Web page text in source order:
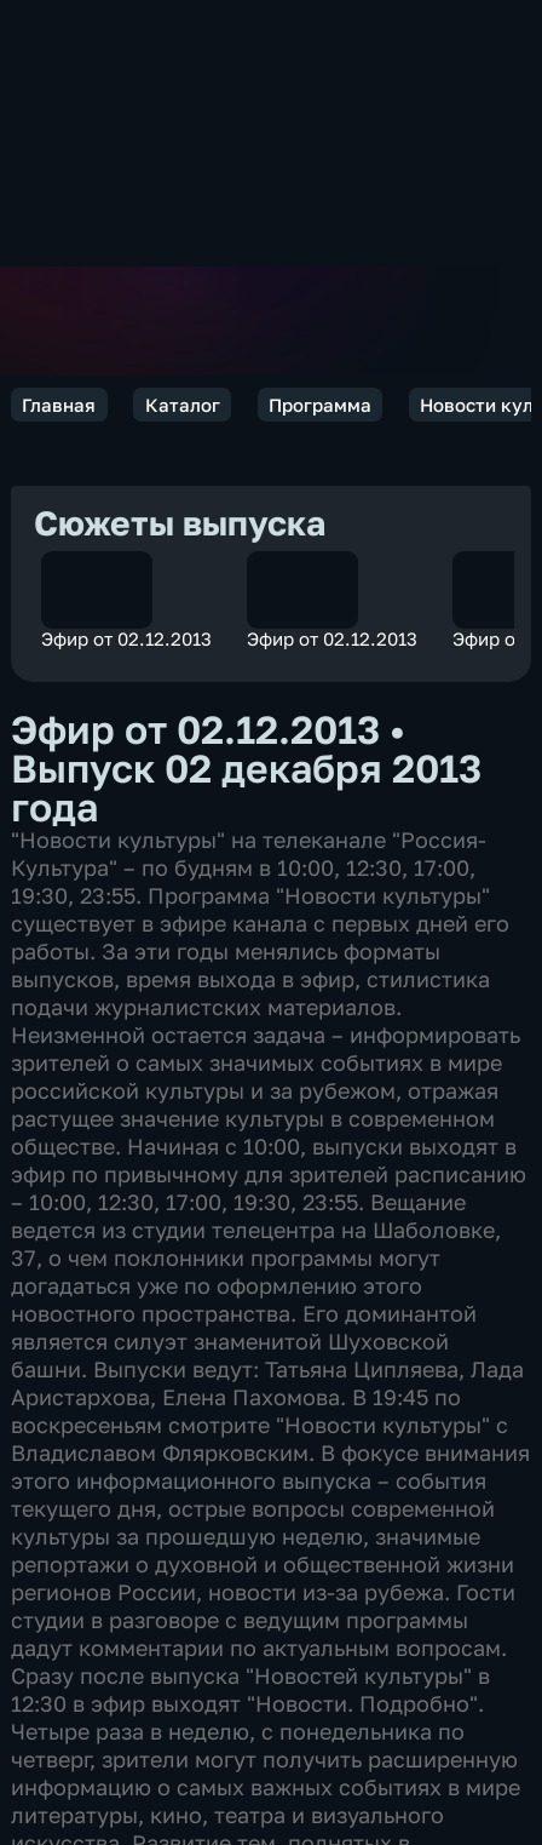
Главная Каталог Программа Новости
Сюжеты выпуска
Эфир от 02.12.2013 Эфир от 02.12.2013 Эфир от
Эфир от 02.12.2013 •
Выпуск 02 декабря 2013
года
"Новости культуры" на телеканале "Россия-
Культура" – по будням в 10:00, 12:30, 17:00,
19:30, 23:55. Программа "Новости культуры"
существует в эфире канала с первых дней его
работы. За эти годы менялись форматы
выпусков, время выхода в эфир, стилистика
подачи журналистских материалов.
Неизменной остается задача – информировать
зрителей о самых значимых событиях в мире
российской культуры и за рубежом, отражая
растущее значение культуры в современном
обществе. Начиная с 10:00, выпуски выходят в
эфир по привычному для зрителей расписанию
– 10:00, 12:30, 17:00, 19:30, 23:55. Вещание
ведется из студии телецентра на Шаболовке,
37, о чем поклонники программы могут
догадаться уже по оформлению этого
новостного пространства. Его доминантой
является силуэт знаменитой Шуховской
башни. Выпуски ведут: Татьяна Ципляева, Лада
Аристархова, Елена Пахомова. В 19:45 по
воскресеньям смотрите "Новости культуры" с
Владиславом Флярковским. В фокусе внимания
этого информационного выпуска – события
текущего дня, острые вопросы современной
культуры за прошедшую неделю, значимые
репортажи о духовной и общественной жизни
регионов России, новости из-за рубежа. Гости
студии в разговоре с ведущим программы
дадут комментарии по актуальным вопросам.
Сразу после выпуска "Новостей культуры" в
12:30 в эфир выходят "Новости. Подробно".
Четыре раза в неделю, с понедельника по
четверг, зрители могут получить расширенную
информацию о самых важных событиях в мире
литературы, кино, театра и визуального